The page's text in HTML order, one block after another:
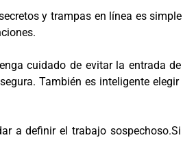
y trampas en línea es
cuidado de evitar la entrada
También es inteligente
a definir el trabajo